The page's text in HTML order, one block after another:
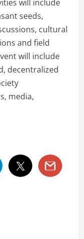
will include
seeds,
cultural
and field
will include
decentralized
media,